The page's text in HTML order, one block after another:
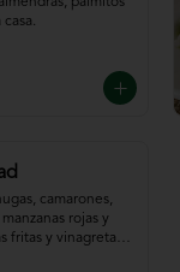
camarones,
rojas y
fritas y vinagreta